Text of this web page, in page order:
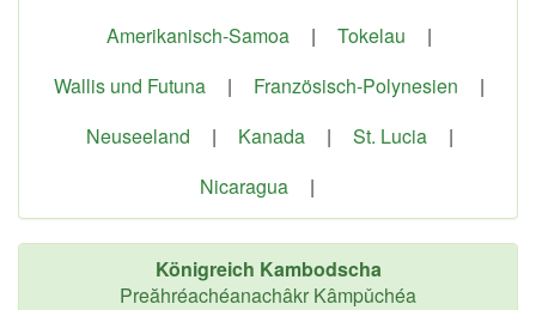
Amerikanisch-Samoa
| Tokelau
|
Wallis und Futuna
| Französisch-Polynesien
|
Neuseeland
| Kanada | St. Lucia
|
Nicaragua
|
Königreich Kambodscha
Preăhréachéanachâkr Kâmpǔchéa